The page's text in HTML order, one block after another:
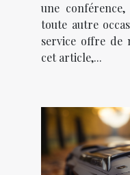
une
toute autre
service offre de
cet article,...